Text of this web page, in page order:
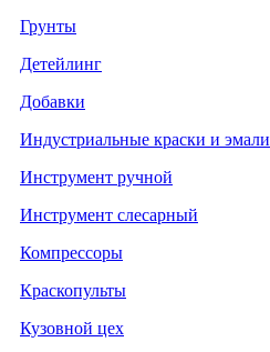
Грунты
Детейлинг
Добавки
Индустриальные краски и эмали
Инструмент ручной
Инструмент слесарный
Компрессоры
Краскопульты
Кузовной цех